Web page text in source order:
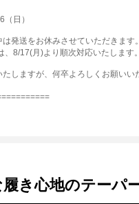
日）
発送をお休みさせていただきます。
8/17(月)より順次対応いたします。
しますが、何卒よろしくお願いい
き心地のテーパ